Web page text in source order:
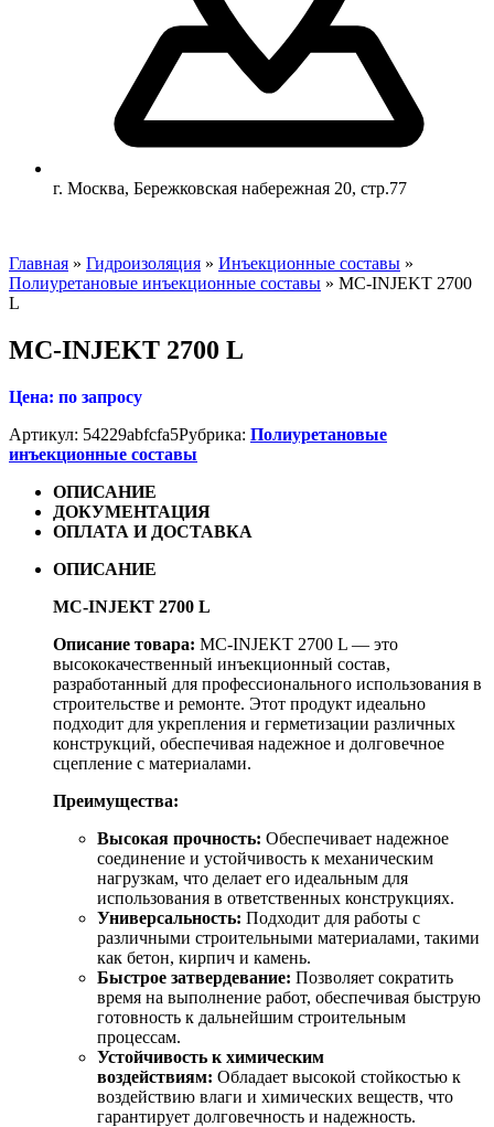
г. Москва, Бережковская набережная 20, стр.77
Главная » Гидроизоляция » Инъекционные составы »
Полиуретановые инъекционные составы » MC-INJEKT 2700
L
MC-INJEKT 2700 L
Цена: по запросу
Артикул: 54229abfcfa5Рубрика: Полиуретановые
инъекционные составы
ОПИСАНИЕ
ДОКУМЕНТАЦИЯ
ОПЛАТА И ДОСТАВКА
ОПИСАНИЕ
MC-INJEKT 2700 L
Описание товара: MC-INJEKT 2700 L — это
высококачественный инъекционный состав,
разработанный для профессионального использования в
строительстве и ремонте. Этот продукт идеально
подходит для укрепления и герметизации различных
конструкций, обеспечивая надежное и долговечное
сцепление с материалами.
Преимущества:
Высокая прочность: Обеспечивает надежное
соединение и устойчивость к механическим
нагрузкам, что делает его идеальным для
использования в ответственных конструкциях.
Универсальность: Подходит для работы с
различными строительными материалами, такими
как бетон, кирпич и камень.
Быстрое затвердевание: Позволяет сократить
время на выполнение работ, обеспечивая быструю
готовность к дальнейшим строительным
процессам.
Устойчивость к химическим
воздействиям: Обладает высокой стойкостью к
воздействию влаги и химических веществ, что
гарантирует долговечность и надежность.